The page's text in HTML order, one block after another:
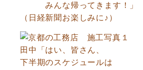
みんな帰ってきます！」
（日経新聞お楽しみに♪）
田中「はい、皆さん、
下半期のスケジュールは